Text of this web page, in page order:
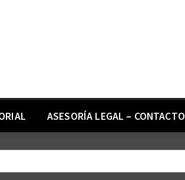
ASESORÍA LEGAL – CONTACTO